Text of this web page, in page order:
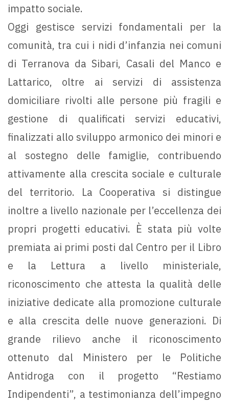
impatto sociale.
Oggi gestisce servizi fondamentali per la
comunità, tra cui i nidi d’infanzia nei comuni
di Terranova da Sibari, Casali del Manco e
Lattarico, oltre ai servizi di assistenza
domiciliare rivolti alle persone più fragili e
gestione di qualificati servizi educativi,
finalizzati allo sviluppo armonico dei minori e
al sostegno delle famiglie, contribuendo
attivamente alla crescita sociale e culturale
del territorio. La Cooperativa si distingue
inoltre a livello nazionale per l’eccellenza dei
propri progetti educativi. È stata più volte
premiata ai primi posti dal Centro per il Libro
e la Lettura a livello ministeriale,
riconoscimento che attesta la qualità delle
iniziative dedicate alla promozione culturale
e alla crescita delle nuove generazioni. Di
grande rilievo anche il riconoscimento
ottenuto dal Ministero per le Politiche
Antidroga con il progetto “Restiamo
Indipendenti”, a testimonianza dell’impegno